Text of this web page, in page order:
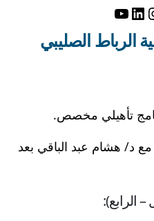
لينكد إنيوتيوب
الرباط الصليبي
تأهيلي مخصص.
مع د/ هشام عبد الباقي بعد
– الرابع):